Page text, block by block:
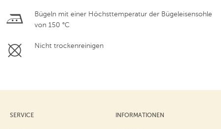
Bügeln mit einer Höchsttemperatur der Bügeleisensohle
von 150 °C
Nicht trockenreinigen
SERVICE INFORMATIONEN